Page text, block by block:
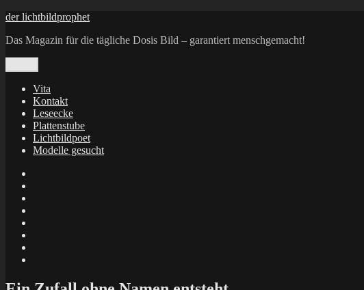
Zum
springen
der lichtbildprophet
Das Magazin für die tägliche Dosis Bild – garantiert menschgemacht!
Vita
Kontakt
Leseecke
Plattenstube
Lichtbildpoet
Modelle gesucht
X